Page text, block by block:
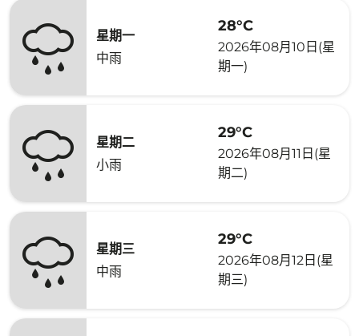
星期一
中雨
28°C
2026年08月10日(星
期一)
星期二
小雨
29°C
2026年08月11日(星
期二)
星期三
中雨
29°C
2026年08月12日(星
期三)